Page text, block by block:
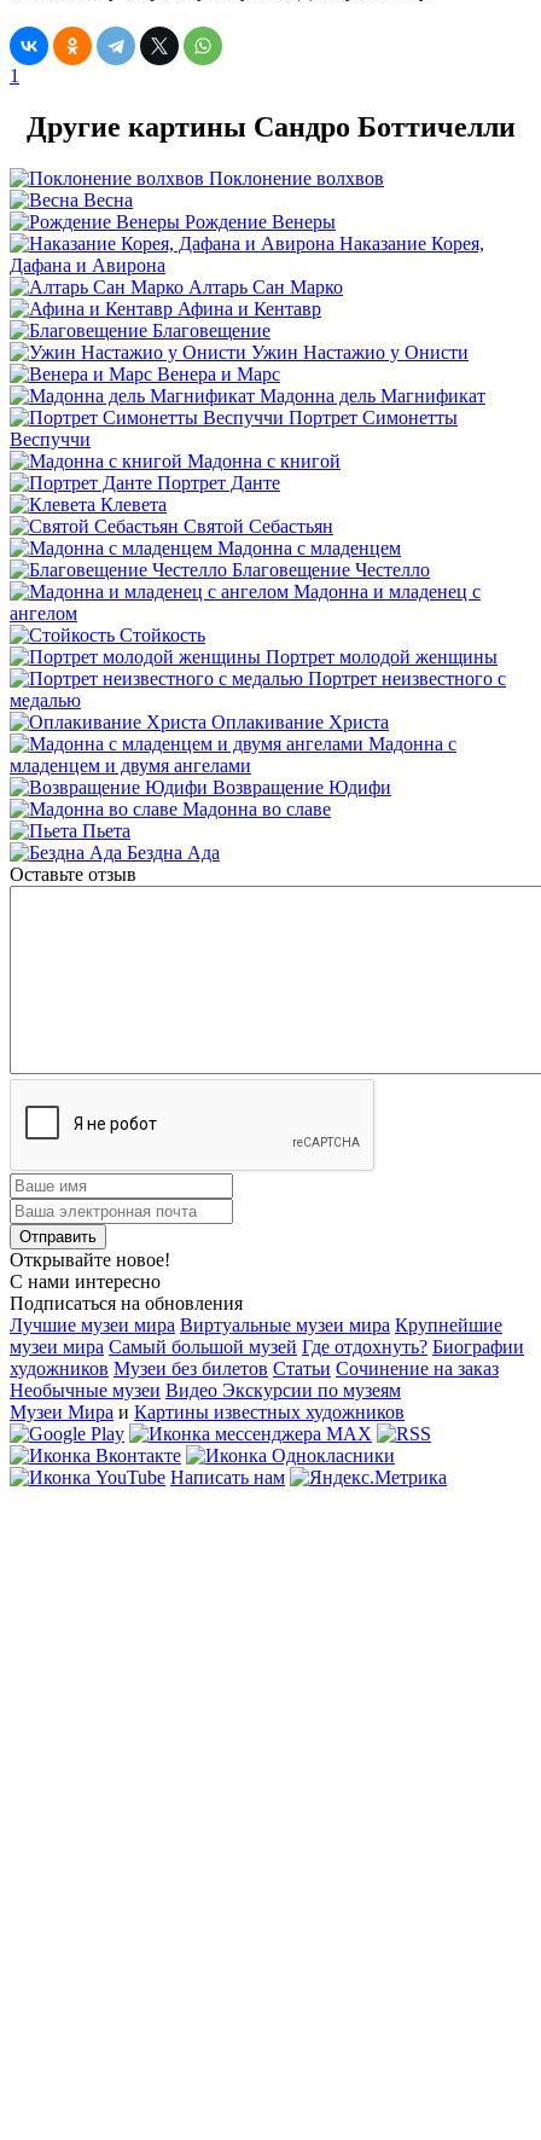
1
Другие картины Сандро Боттичелли
Поклонение волхвов
Весна
Рождение Венеры
Наказание Корея,
Дафана и Авирона
Алтарь Сан Марко
Афина и Кентавр
Благовещение
Ужин Настажио у Онисти
Венера и Марс
Мадонна дель Магнификат
Портрет Симонетты
Веспуччи
Мадонна с книгой
Портрет Данте
Клевета
Святой Себастьян
Мадонна с младенцем
Благовещение Честелло
Мадонна и младенец с
ангелом
Стойкость
Портрет молодой женщины
Портрет неизвестного с
медалью
Оплакивание Христа
Мадонна с
младенцем и двумя ангелами
Возвращение Юдифи
Мадонна во славе
Пьета
Бездна Ада
Оставьте отзыв
Открывайте новое!
С нами интересно
Подписаться на обновления
Лучшие музеи мира Виртуальные музеи мира Крупнейшие
музеи мира Самый большой музей Где отдохнуть? Биографии
художников Музеи без билетов Статьи Сочинение на заказ
Необычные музеи Видео Экскурсии по музеям
Музеи Мира и Картины известных художников
Написать нам